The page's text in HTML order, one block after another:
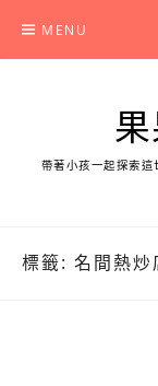
content
MENU
帶著小孩一起探索
標籤: 名間熱炒